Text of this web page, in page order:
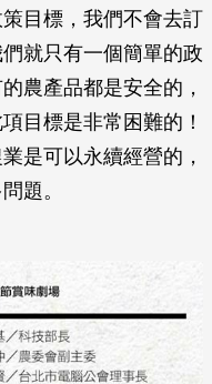
目標，我們不會去訂
就只有一個簡單的政
農產品都是安全的，
目標是非常困難的！
是可以永續經營的，
題。